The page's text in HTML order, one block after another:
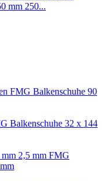
mm 250...
FMG Balkenschuhe 90
Balkenschuhe 32 x 144
FMG